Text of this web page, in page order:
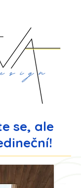
se, ale